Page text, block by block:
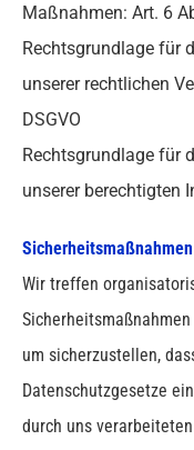
Maßnahmen: Art. 6
Rechtsgrundlage für
unserer rechtlichen
DSGVO
Rechtsgrundlage für
unserer berechtigten
Sicherheitsmaßnahmen
Wir treffen
um sicherzustellen,
Datenschutzgesetze
durch uns